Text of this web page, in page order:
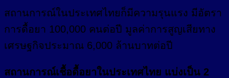
สถานการณ์ในประเทศไทยก็มีความรุนแรง มีอัตรา
การดื้อยา 100,000 คนต่อปี มูลค่าการสูญเสียทาง
เศรษฐกิจประมาณ 6,000 ล้านบาทต่อปี
สถานการณ์เชื้อดื้อยาในประเทศไทย แบ่งเป็น 2